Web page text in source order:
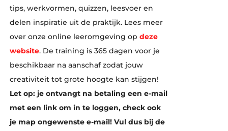
tips, werkvormen, quizzen, leesvoer en
delen inspiratie uit de praktijk. Lees meer
over onze online leeromgeving op deze
website. De training is 365 dagen voor je
beschikbaar na aanschaf zodat jouw
creativiteit tot grote hoogte kan stijgen!
Let op: je ontvangt na betaling een e-mail
met een link om in te loggen, check ook
je map ongewenste e-mail! Vul dus bij de